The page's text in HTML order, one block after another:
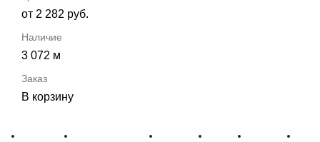
от 2 282 руб.
3 072 м
В корзину